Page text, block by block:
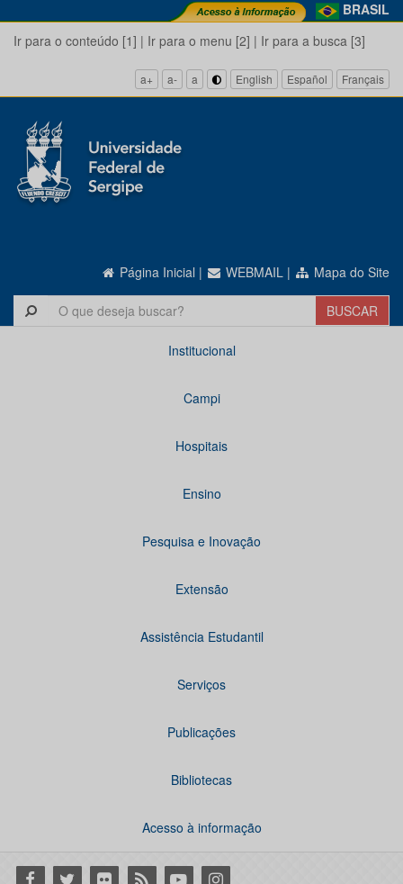
BRASIL
Ir para o conteúdo [1] | Ir para o menu [2] | Ir para a busca [3]
a+ a- a English Español Français
Página Inicial | WEBMAIL | Mapa do Site
Institucional
Campi
Hospitais
Ensino
Pesquisa e Inovação
Extensão
Assistência Estudantil
Serviços
Publicações
Bibliotecas
Acesso à informação
Facebook
Twitter Flickr RSS YoutubeInstagram